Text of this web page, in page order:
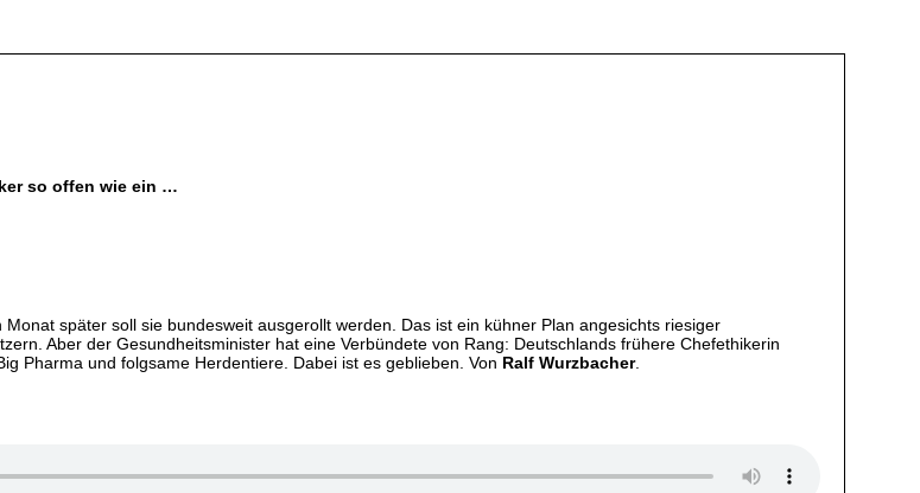
so offen wie ein …
später soll sie bundesweit ausgerollt werden. Das ist ein kühner Plan angesichts riesiger
Aber der Gesundheitsminister hat eine Verbündete von Rang: Deutschlands frühere Chefethikerin
Pharma und folgsame Herdentiere. Dabei ist es geblieben. Von Ralf Wurzbacher.